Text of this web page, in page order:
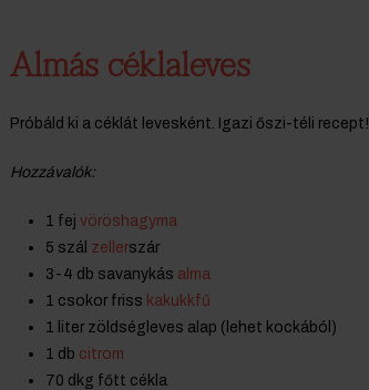
Almás céklaleves
Próbáld ki a céklát levesként. Igazi őszi-téli recept!
Hozzávalók:
1 fej vöröshagyma
5 szál zellerszár
3-4 db savanykás alma
1 csokor friss kakukkfű
1 liter zöldségleves alap (lehet kockából)
1 db citrom
70 dkg főtt cékla